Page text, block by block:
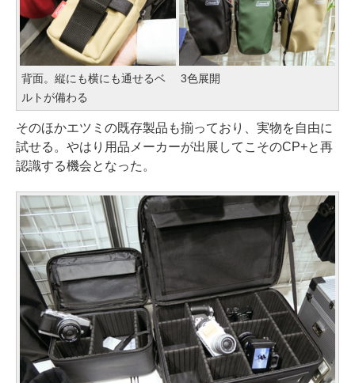
背面。縦にも横にも通せるベ
ルトが備わる
3色展開
そのほかエツミの既存製品も揃っており、実物を自由に
試せる。やはり用品メーカーが出展してこそのCP+と再
認識する機会となった。